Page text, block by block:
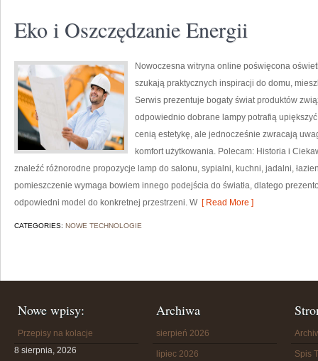
Eko i Oszczędzanie Energii
Nowoczesna witryna online poświęcona
szukają praktycznych inspiracji do domu,
Serwis prezentuje bogaty świat produktów
odpowiednio dobrane lampy potrafią
cenią estetykę, ale jednocześnie zwracają
komfort użytkowania. Polecam: Historia i
znaleźć różnorodne propozycje lamp do salonu, sypialni, kuchni, jadalni,
pomieszczenie wymaga bowiem innego podejścia do światła, dlatego
odpowiedni model do konkretnej przestrzeni. W [ Read More ]
CATEGORIES: NOWE TECHNOLOGIE
Nowe wpisy:
Przepisy na kolacje
8 sierpnia, 2026
Archiwa
sierpień 2026
lipiec 2026 Spis